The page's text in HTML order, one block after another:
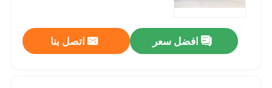
معلومات عنا
افضل سعر اتصل بنا